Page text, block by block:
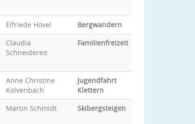
Elfriede Hövel
Bergwandern
Claudia
Schneidereit
Familienfreizeit
Anne Christine
Kolvenbach
Jugendfahrt
Klettern
Martin Schmidt Skibergsteigen